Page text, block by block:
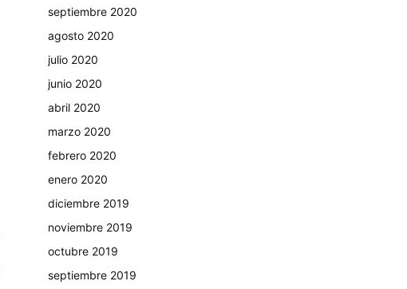
septiembre 2020
agosto 2020
julio 2020
junio 2020
abril 2020
marzo 2020
febrero 2020
enero 2020
diciembre 2019
noviembre 2019
octubre 2019
septiembre 2019